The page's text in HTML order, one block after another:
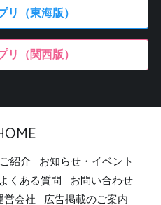
リ（東海版）
リ（関西版）
紹介
お知らせ・イベント
よくある質問
お問い合わせ
営会社 広告掲載のご案内